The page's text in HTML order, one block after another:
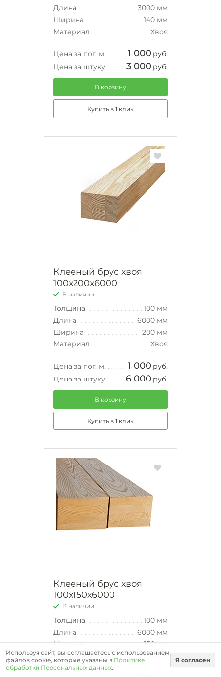
Длина
3000 мм
Ширина
140 мм
Материал
Хвоя
Цена за пог. м. 1 000 руб.
Цена за штуку
3 000 руб.
В корзину
Купить в 1 клик
Клееный брус хвоя
100х200х6000
В наличии
Толщина
100 мм
Длина
6000 мм
Ширина
200 мм
Материал
Хвоя
Цена за пог. м. 1 000 руб.
Цена за штуку
6 000 руб.
В корзину
Купить в 1 клик
Клееный брус хвоя
100х150х6000
В наличии
Толщина
100 мм
Длина
6000 мм
Ширина
150 мм
Материал
Хвоя
Используя сайт, вы соглашаетесь с использованием
файлов cookie, которые указаны в Политике
обработки Персональных данных.
Я согласен